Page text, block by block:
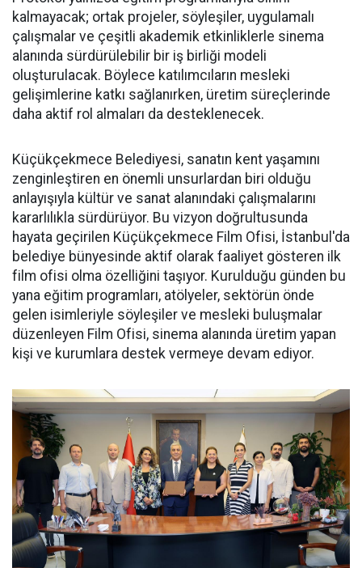
kalmayacak; ortak projeler, söyleşiler, uygulamalı
çalışmalar ve çeşitli akademik etkinliklerle sinema
alanında sürdürülebilir bir iş birliği modeli
oluşturulacak. Böylece katılımcıların mesleki
gelişimlerine katkı sağlanırken, üretim süreçlerinde
daha aktif rol almaları da desteklenecek.
Küçükçekmece Belediyesi, sanatın kent yaşamını
zenginleştiren en önemli unsurlardan biri olduğu
anlayışıyla kültür ve sanat alanındaki çalışmalarını
kararlılıkla sürdürüyor. Bu vizyon doğrultusunda
hayata geçirilen Küçükçekmece Film Ofisi, İstanbul'da
belediye bünyesinde aktif olarak faaliyet gösteren ilk
film ofisi olma özelliğini taşıyor. Kurulduğu günden bu
yana eğitim programları, atölyeler, sektörün önde
gelen isimleriyle söyleşiler ve mesleki buluşmalar
düzenleyen Film Ofisi, sinema alanında üretim yapan
kişi ve kurumlara destek vermeye devam ediyor.